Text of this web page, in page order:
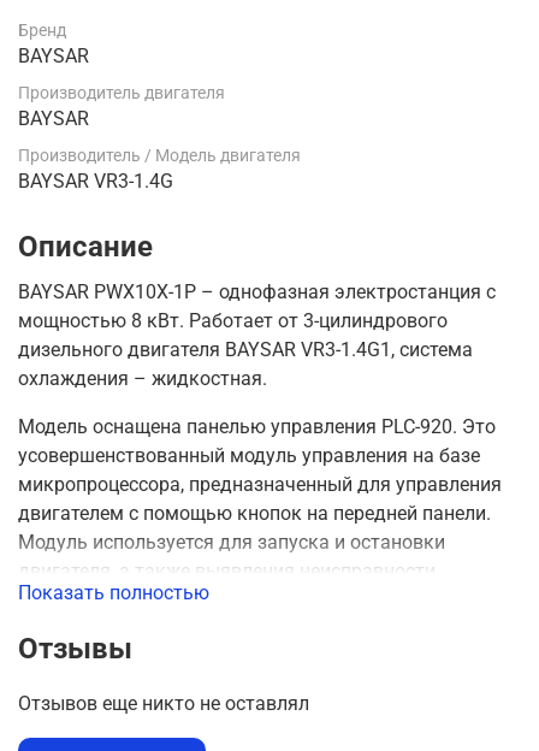
Бренд
BAYSAR
Производитель двигателя
BAYSAR
Производитель / Модель двигателя
BAYSAR VR3-1.4G
Описание
BAYSAR PWX10X-1P – однофазная электростанция с
мощностью 8 кВт. Работает от 3-цилиндрового
дизельного двигателя BAYSAR VR3-1.4G1, система
охлаждения – жидкостная.
Модель оснащена панелью управления PLC-920. Это
усовершенствованный модуль управления на базе
микропроцессора, предназначенный для управления
двигателем с помощью кнопок на передней панели.
Модуль используется для запуска и остановки
двигателя, а также выявления неисправности,
автоматического отключения двигателя и подачи
Показать полностью
Отзывы
Отзывов еще никто не оставлял